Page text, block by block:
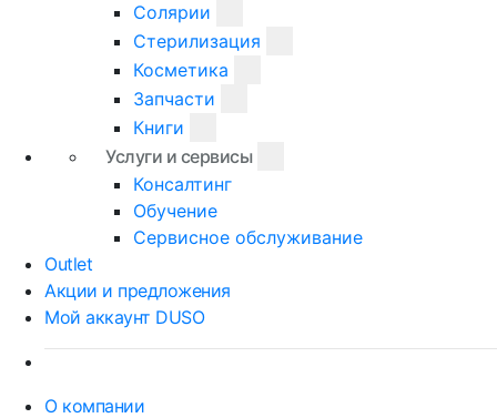
Солярии
Стерилизация
Косметика
Запчасти
Книги
Услуги и сервисы
Консалтинг
Обучение
Сервисное обслуживание
Outlet
Акции и предложения
Мой аккаунт DUSO
О компании